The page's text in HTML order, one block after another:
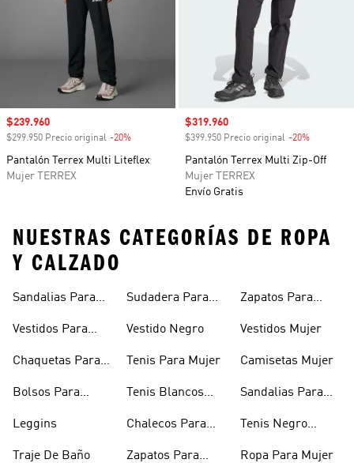
Precio de venta
$239.960
$299.950 Precio original -20%
Pantalón Terrex Multi Liteflex
Mujer TERREX
Precio de venta
$319.960
$399.950 Precio original -20%
Pantalón Terrex Multi Zip-Off
Mujer TERREX
Envío Gratis
NUESTRAS CATEGORÍAS DE ROPA
Y CALZADO
Sandalias Para
Vestidos Para
Chaquetas Para
Bolsos Para
Leggins
Traje De Baño
Sudadera Para
Vestido Negro
Tenis Para Mujer
Tenis Blancos
Chalecos Para
Zapatos Para
Zapatos Para
Vestidos Mujer
Camisetas Mujer
Sandalias Para
Tenis Negro
Ropa Para Mujer